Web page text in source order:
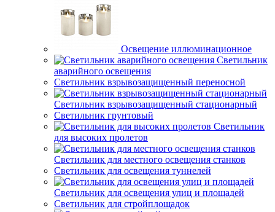
Освещение иллюминационное
Светильник
аварийного освещения
Светильник взрывозащищенный переносной
Светильник взрывозащищенный стационарный
Светильник грунтовый
Светильник
для высоких пролетов
Светильник для местного освещения станков
Светильник для освещения туннелей
Светильник для освещения улиц и площадей
Светильник для стройплощадок